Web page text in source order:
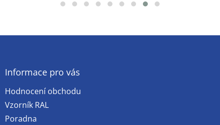
Informace pro vás
Hodnocení obchodu
Vzorník RAL
Poradna